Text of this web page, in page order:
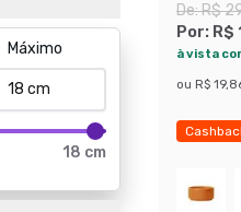
Máximo
18 cm
De:R$
Por: R$
à vista
ou R$